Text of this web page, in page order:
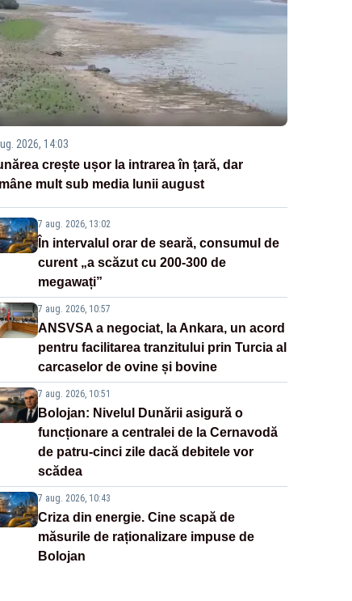
2026, 14:03
crește ușor la intrarea în țară, dar
mult sub media lunii august
7 aug. 2026, 13:02
În intervalul orar de seară, consumul de
curent „a scăzut cu 200-300 de
megawați”
7 aug. 2026, 10:57
ANSVSA a negociat, la Ankara, un acord
pentru facilitarea tranzitului prin Turcia al
carcaselor de ovine și bovine
7 aug. 2026, 10:51
Bolojan: Nivelul Dunării asigură o
funcționare a centralei de la Cernavodă
de patru-cinci zile dacă debitele vor
scădea
7 aug. 2026, 10:43
Criza din energie. Cine scapă de
măsurile de raționalizare impuse de
Bolojan